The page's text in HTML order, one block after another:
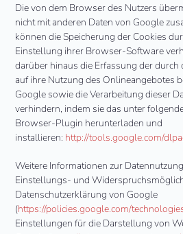
Die von dem Browser des Nutzers
nicht mit anderen Daten von Google
können die Speicherung der Cookies
Einstellung ihrer Browser-Software
darüber hinaus die Erfassung der durch
auf ihre Nutzung des Onlineangebotes
Google sowie die Verarbeitung dieser
verhindern, indem sie das unter
Browser-Plugin herunterladen und
installieren: http://tools.google.com/
Weitere Informationen zur
Einstellungs- und
Datenschutzerklärung von Google
(https://policies.google.com/
Einstellungen für die Darstellung von